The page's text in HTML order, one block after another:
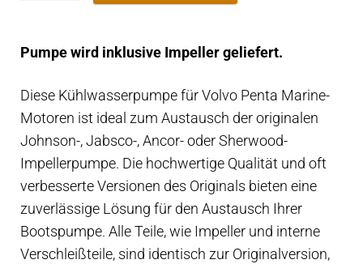
3886848
Pumpe wird inklusive Impeller geliefert.
Diese Kühlwasserpumpe für Volvo Penta Marine-
Motoren ist ideal zum Austausch der originalen
Johnson-, Jabsco-, Ancor- oder Sherwood-
Impellerpumpe. Die hochwertige Qualität und oft
verbesserte Versionen des Originals bieten eine
zuverlässige Lösung für den Austausch Ihrer
Bootspumpe. Alle Teile, wie Impeller und interne
Verschleißteile, sind identisch zur Originalversion,